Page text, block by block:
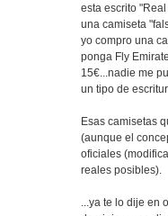
esta escrito
una camiseta
yo compro una
ponga Fly
15€...nadie me
un tipo de
Esas camisetas
(aunque el
oficiales
reales posibles).
...ya te lo dije en